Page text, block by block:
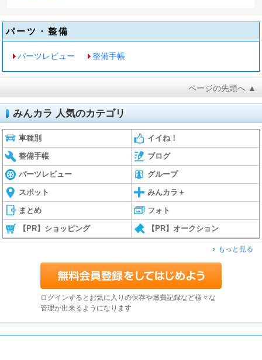
パーツ・整備
パーツレビュー 整備手帳
ページの先頭へ ▲
みんカラ 人気のカテゴリ
車種別 イイね！
整備手帳 ブログ
パーツレビュー グループ
スポット みんカラ＋
まとめ フォト
【PR】ショッピング 【PR】オークション
もっと見る
ログインするとお気に入りの保存や燃費記録など様々な
管理が出来るようになります